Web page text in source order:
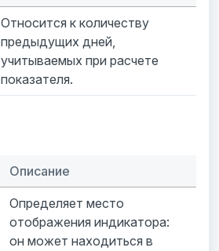
Относится к количеству
предыдущих дней,
учитываемых при расчете
показателя.
Описание
Определяет место
отображения индикатора:
он может находиться в